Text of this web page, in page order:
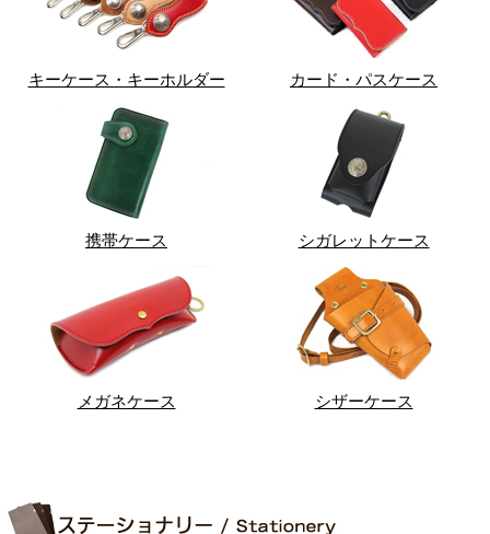
キーケース・キーホルダー カード・パスケース
携帯ケース シガレットケース
メガネケース シザーケース